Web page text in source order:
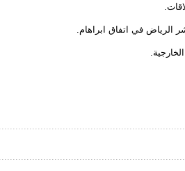
الرياض في اتفاق ابراهام.